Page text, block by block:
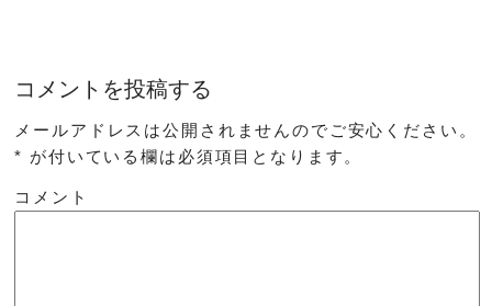
コメントを投稿する
メールアドレスは公開されませんのでご安心ください。
* が付いている欄は必須項目となります。
コメント